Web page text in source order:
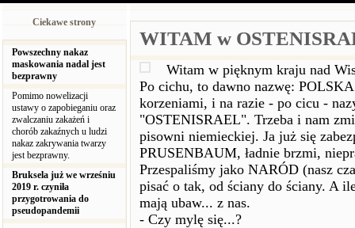
Ciekawe strony
Powszechny nakaz
maskowania nadal jest
bezprawny
Pomimo nowelizacji
ustawy o zapobieganiu oraz
zwalczaniu zakażeń i
chorób zakaźnych u ludzi
nakaz zakrywania twarzy
jest bezprawny.
Bruksela już we wrześniu
2019 r. czyniła
przygotrowania do
pseudopandemii
WITAM w
Witam w pięknym kraju nad
Po cichu, to dawno nazwę:
korzeniami, i na razie - po cicu -
"OSTENISRAEL". Trzeba i nam
pisowni niemieckiej. Ja już się
PRUSENBAUM, ładnie brzmi,
Przespaliśmy jako NARÓD (nasz
pisać o tak, od ściany do ściany. A
mają ubaw... z nas.
- Czy mylę się...?